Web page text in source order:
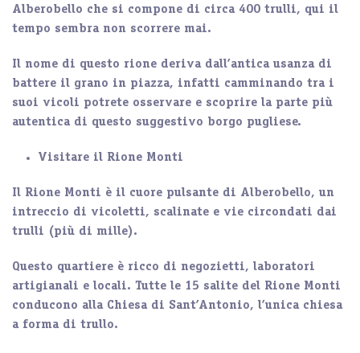
Alberobello che si compone di circa 400 trulli, qui il
tempo sembra non scorrere mai.
Il nome di questo rione deriva dall’antica usanza di
battere il grano in piazza, infatti camminando tra i
suoi vicoli potrete osservare e scoprire la parte più
autenticadi questo suggestivo borgo pugliese.
Visitare il Rione Monti
Il Rione Monti è il cuore pulsante di Alberobello, un
intreccio di vicoletti, scalinate e vie circondati dai
trulli (più di mille).
Questo quartiere è ricco di negozietti, laboratori
artigianali e locali. Tutte le 15 salite del Rione Monti
conducono alla Chiesa di Sant’Antonio, l’unica chiesa
a forma di trullo.